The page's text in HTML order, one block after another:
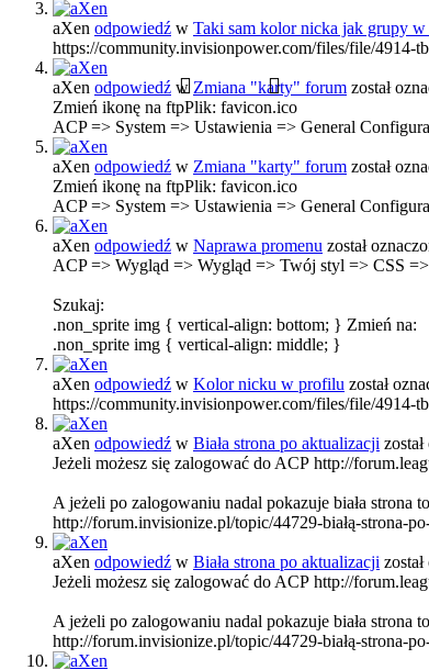
aXen odpowiedź w Taki sam kolor nicka jak grupy
https://community.invisionpower.com/files/file/4914-
aXen odpowiedź w Zmiana "karty" forum został
Zmień ikonę na ftpPlik: favicon.ico
ACP => System => Ustawienia => General
aXen odpowiedź w Zmiana "karty" forum został
Zmień ikonę na ftpPlik: favicon.ico
ACP => System => Ustawienia => General
aXen odpowiedź w Naprawa promenu został
ACP => Wygląd => Wygląd => Twój styl => CSS =>
Szukaj:
.non_sprite img { vertical-align: bottom; } Zmień na:
.non_sprite img { vertical-align: middle; }
aXen odpowiedź w Kolor nicku w profilu został
https://community.invisionpower.com/files/file/4914-
aXen odpowiedź w Biała strona po aktualizacji
Jeżeli możesz się zalogować do ACP http://
A jeżeli po zalogowaniu nadal pokazuje biała strona
http://forum.invisionize.pl/topic/44729-białą-strona-
aXen odpowiedź w Biała strona po aktualizacji
Jeżeli możesz się zalogować do ACP http://
A jeżeli po zalogowaniu nadal pokazuje biała strona
http://forum.invisionize.pl/topic/44729-białą-strona-